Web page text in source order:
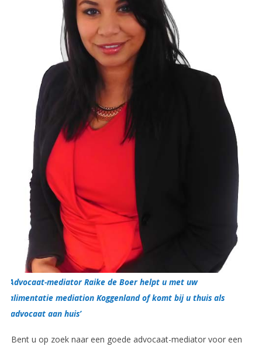
Advocaat-mediator Raike de Boer helpt u met uw
alimentatie mediation Koggenland of komt bij u thuis als
‘advocaat aan huis’
Bent u op zoek naar een goede advocaat-mediator voor een